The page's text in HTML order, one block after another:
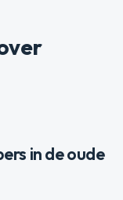
in de oude